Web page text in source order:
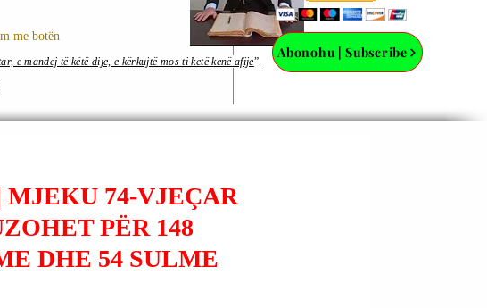
me botën
Abonohu | Subscribe
e mandej të këtë dije, e kërkujtë mos ti ketë kenë afije”.
74-VJEÇAR
PËR 148
DHE 54 SULME